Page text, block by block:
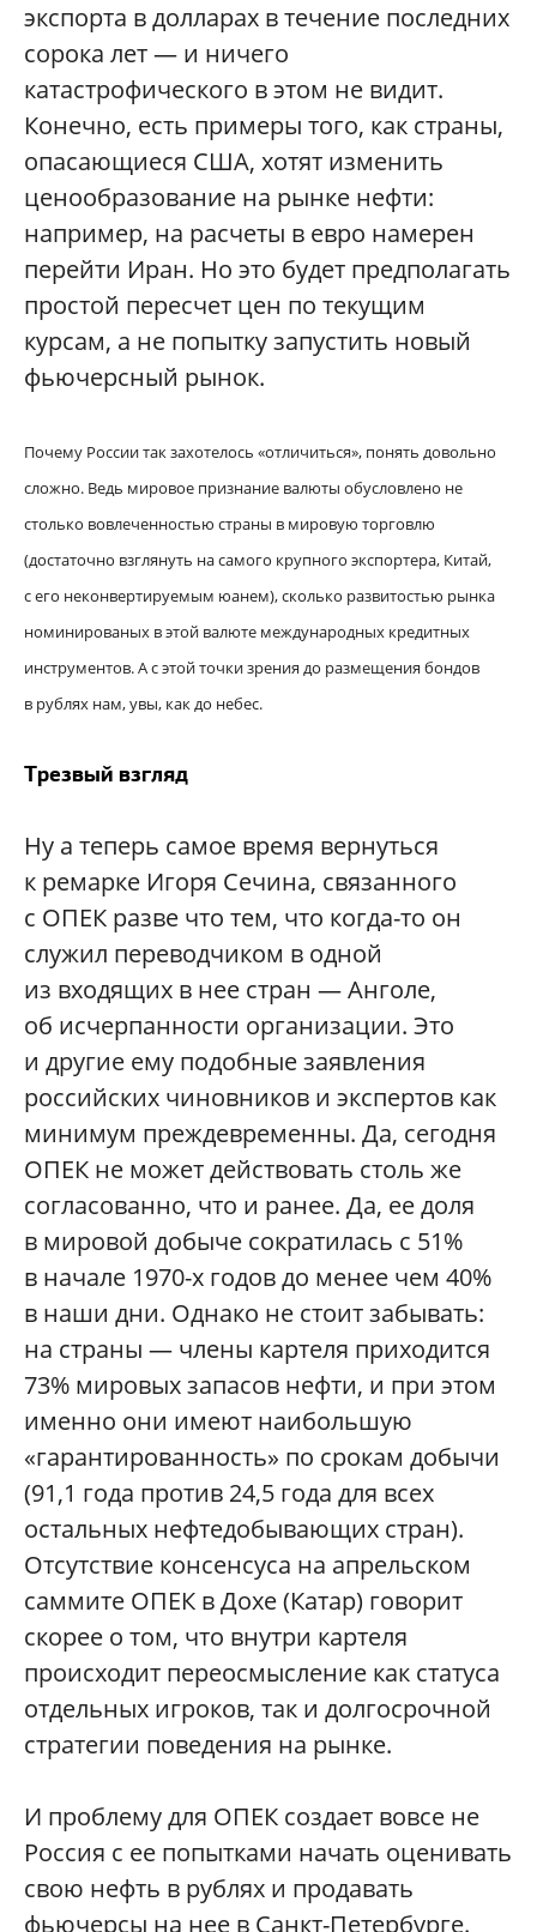
экспорта в долларах в течение последних
сорока лет — и ничего
катастрофического в этом не видит.
Конечно, есть примеры того, как страны,
опасающиеся США, хотят изменить
ценообразование на рынке нефти:
например, на расчеты в евро намерен
перейти Иран. Но это будет предполагать
простой пересчет цен по текущим
курсам, а не попытку запустить новый
фьючерсный рынок.
Почему России так захотелось «отличиться», понять довольно
сложно. Ведь мировое признание валюты обусловлено не
столько вовлеченностью страны в мировую торговлю
(достаточно взглянуть на самого крупного экспортера, Китай,
с его неконвертируемым юанем), сколько развитостью рынка
номинированых в этой валюте международных кредитных
инструментов. А с этой точки зрения до размещения бондов
в рублях нам, увы, как до небес.
Трезвый взгляд
Ну а теперь самое время вернуться
к ремарке Игоря Сечина, связанного
с ОПЕК разве что тем, что когда-то он
служил переводчиком в одной
из входящих в нее стран — Анголе,
об исчерпанности организации. Это
и другие ему подобные заявления
российских чиновников и экспертов как
минимум преждевременны. Да, сегодня
ОПЕК не может действовать столь же
согласованно, что и ранее. Да, ее доля
в мировой добыче сократилась с 51%
в начале 1970-х годов до менее чем 40%
в наши дни. Однако не стоит забывать:
на страны — члены картеля приходится
73% мировых запасов нефти, и при этом
именно они имеют наибольшую
«гарантированность» по срокам добычи
(91,1 года против 24,5 года для всех
остальных нефтедобывающих стран).
Отсутствие консенсуса на апрельском
саммите ОПЕК в Дохе (Катар) говорит
скорее о том, что внутри картеля
происходит переосмысление как статуса
отдельных игроков, так и долгосрочной
стратегии поведения на рынке.
И проблему для ОПЕК создает вовсе не
Россия с ее попытками начать оценивать
свою нефть в рублях и продавать
фьючерсы на нее в Санкт-Петербурге.